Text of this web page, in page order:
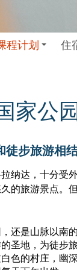
程计划 住
家公
步旅游相
纳达，十分受
的旅游景点。
还是山脉以南
圣地，为徒步
色的村庄，幽